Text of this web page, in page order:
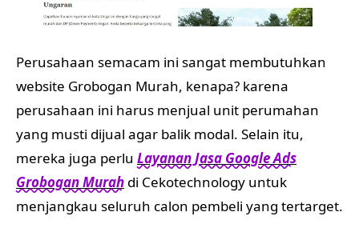
Perusahaan semacam ini sangat membutuhkan
website Grobogan Murah, kenapa? karena
perusahaan ini harus menjual unit perumahan
yang musti dijual agar balik modal. Selain itu,
mereka juga perlu Layanan Jasa Google Ads
Grobogan Murah di Cekotechnology untuk
menjangkau seluruh calon pembeli yang tertarget.